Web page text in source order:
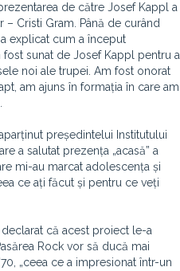
de către Josef Kappl a
Cristi Gram. Până de curând
explicat cum a început
fost sunat de Josef Kappl pentru a
noi ale trupei. Am fost onorat
am ajuns în formația în care am
președintelui Institutului
a salutat prezența „acasă” a
mi-au marcat adolescența și
ce ați făcut și pentru ce veți
că acest proiect le-a
Rock vor să ducă mai
„ceea ce a impresionat într-un